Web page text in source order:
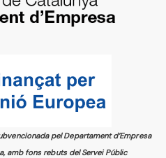
pel Departament d’Empresa
amb fons rebuts del Servei Públic